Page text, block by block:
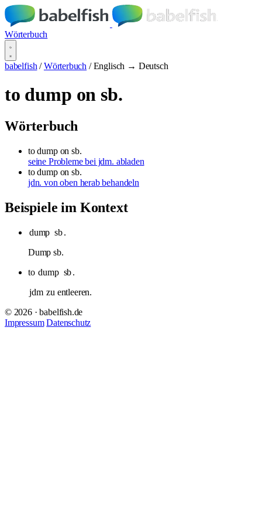
Wörterbuch
babelfish / Wörterbuch / Englisch → Deutsch
to dump on sb.
Wörterbuch
to dump on sb.
seine Probleme bei jdm. abladen
to dump on sb.
jdn. von oben herab behandeln
Beispiele im Kontext
dump sb.
Dump sb.
to dump sb.
jdm zu entleeren.
© 2026 · babelfish.de
Impressum Datenschutz